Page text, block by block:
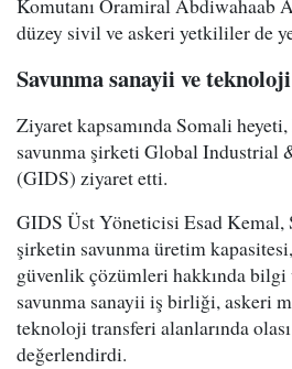
Komutanı Oramiral Abdiwahaab
düzey sivil ve askeri yetkililer de
Savunma sanayii ve
Ziyaret kapsamında Somali
savunma şirketi Global Industrial
(GIDS) ziyaret etti.
GIDS Üst Yöneticisi Esad
şirketin savunma üretim
güvenlik çözümleri hakkında
savunma sanayii iş birliği, askeri
teknoloji transferi alanlarında
değerlendirdi.